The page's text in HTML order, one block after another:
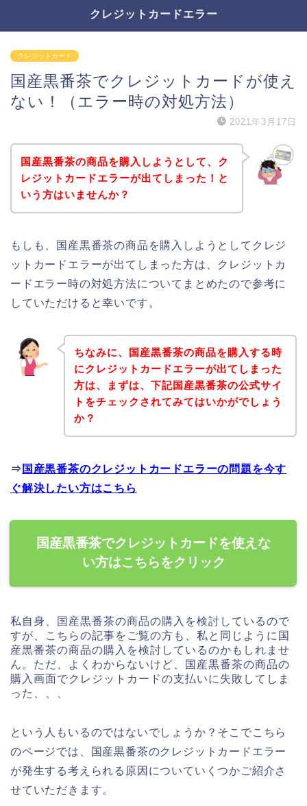
クレジットカードエラー
クレジットカード
国産黒番茶でクレジットカードが使え
ない！（エラー時の対処方法）
2021年3月17日
国産黒番茶の商品を購入しようとして、ク
レジットカードエラーが出てしまった！と
いう方はいませんか？
もしも、国産黒番茶の商品を購入しようとしてクレジ
ットカードエラーが出てしまった方は、クレジットカ
ードエラー時の対処方法についてまとめたので参考に
していただけると幸いです。
ちなみに、国産黒番茶の商品を購入する時
にクレジットカードエラーが出てしまった
方は、まずは、下記国産黒番茶の公式サイ
トをチェックされてみてはいかがでしょう
か？
⇒ 国産黒番茶のクレジットカードエラーの問題を今す
ぐ解決したい方はこちら
国産黒番茶でクレジットカードを使えな
い方はこちらをクリック
私自身、国産黒番茶の商品の購入を検討しているので
すが、こちらの記事をご覧の方も、私と同じように国
産黒番茶の商品の購入を検討しているのかもしれませ
ん。ただ、よくわからないけど、国産黒番茶の商品の
購入画面でクレジットカードの支払いに失敗してしま
った、、、
という人もいるのではないでしょうか？そこでこちら
のページでは、国産黒番茶のクレジットカードエラー
が発生する考えられる原因についていくつかご紹介さ
せていただきます。